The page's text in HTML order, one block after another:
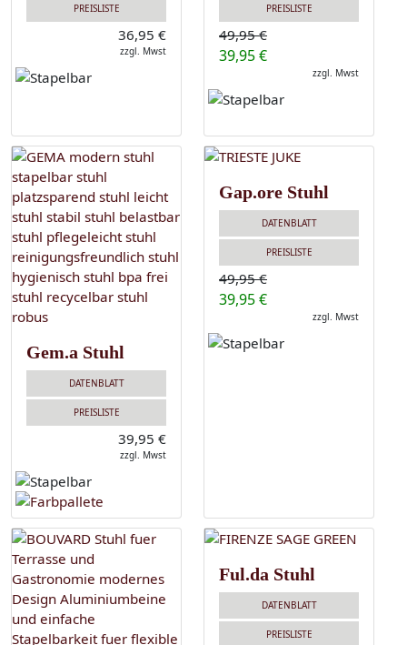
PREISLISTE
36,95 €
zzgl. Mwst
PREISLISTE
49,95 €
39,95 €
zzgl. Mwst
Gem.a Stuhl
DATENBLATT
PREISLISTE
39,95 €
zzgl. Mwst
Gap.ore Stuhl
DATENBLATT
PREISLISTE
49,95 €
39,95 €
zzgl. Mwst
Ful.da Stuhl
DATENBLATT
PREISLISTE